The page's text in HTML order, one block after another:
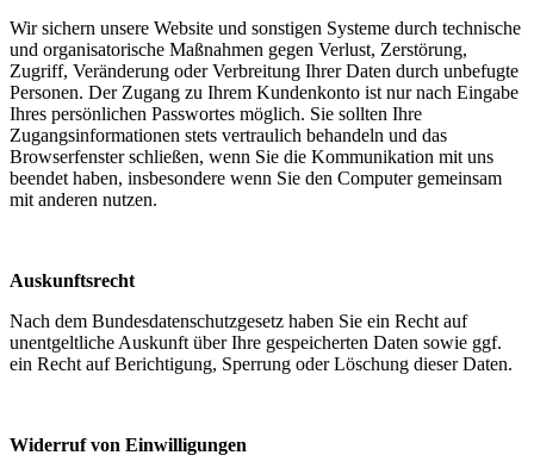
Wir sichern unsere Website und sonstigen Systeme durch technische
und organisatorische Maßnahmen gegen Verlust, Zerstörung,
Zugriff, Veränderung oder Verbreitung Ihrer Daten durch unbefugte
Personen. Der Zugang zu Ihrem Kundenkonto ist nur nach Eingabe
Ihres persönlichen Passwortes möglich. Sie sollten Ihre
Zugangsinformationen stets vertraulich behandeln und das
Browserfenster schließen, wenn Sie die Kommunikation mit uns
beendet haben, insbesondere wenn Sie den Computer gemeinsam
mit anderen nutzen.
Auskunftsrecht
Nach dem Bundesdatenschutzgesetz haben Sie ein Recht auf
unentgeltliche Auskunft über Ihre gespeicherten Daten sowie ggf.
ein Recht auf Berichtigung, Sperrung oder Löschung dieser Daten.
Widerruf von Einwilligungen